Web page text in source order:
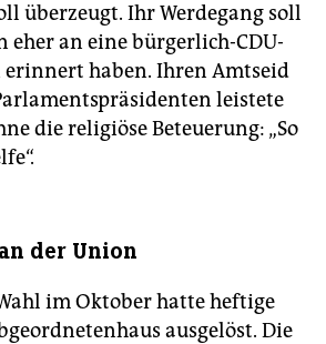
überzeugt. Ihr Werdegang soll
eher an eine bürgerlich-CDU-
haben. Ihren Amtseid
leistete
die religiöse Beteuerung: „So
der Union
im Oktober hatte heftige
ausgelöst. Die